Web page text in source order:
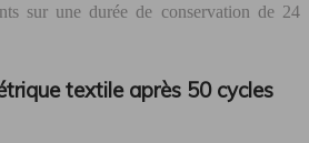
sur une durée de conservation de 24
textile après 50 cycles